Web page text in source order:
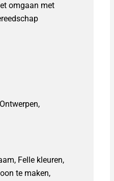
omgaan met
Felle kleuren,
te maken,